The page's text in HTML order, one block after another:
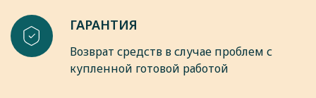
ГАРАНТИЯ
Возврат средств в случае проблем с
купленной готовой работой